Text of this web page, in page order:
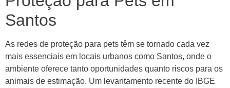
Santos
As redes de proteção para pets têm se tornado cada vez
mais essenciais em locais urbanos como Santos, onde o
ambiente oferece tanto oportunidades quanto riscos para os
animais de estimação. Um levantamento recente do IBGE